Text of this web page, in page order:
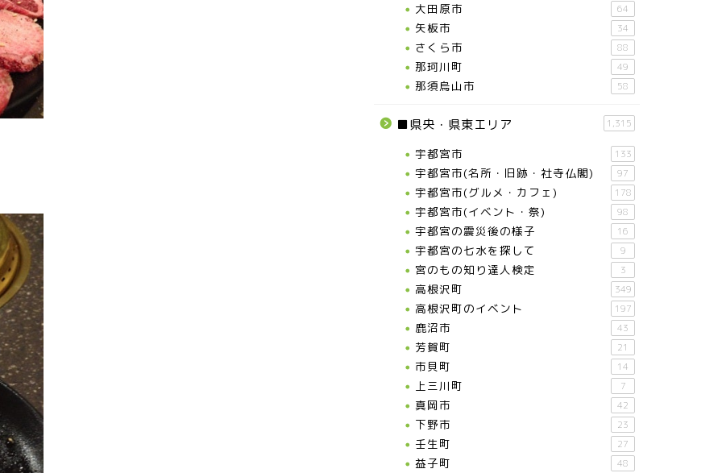
大田原市 64
矢板市 34
さくら市 88
那珂川町 49
那須烏山市 58
■県央・県東エリア 1,315
宇都宮市 133
宇都宮市(名所・旧跡・社寺仏閣) 97
宇都宮市(グルメ・カフェ) 178
宇都宮市(イベント・祭) 98
宇都宮の震災後の様子 16
宇都宮の七水を探して 9
宮のもの知り達人検定 3
高根沢町 349
高根沢町のイベント 197
鹿沼市 43
芳賀町 21
市貝町 14
上三川町 7
真岡市 42
下野市 23
壬生町 27
益子町 48